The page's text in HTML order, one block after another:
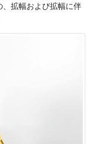
拡幅および拡幅に伴